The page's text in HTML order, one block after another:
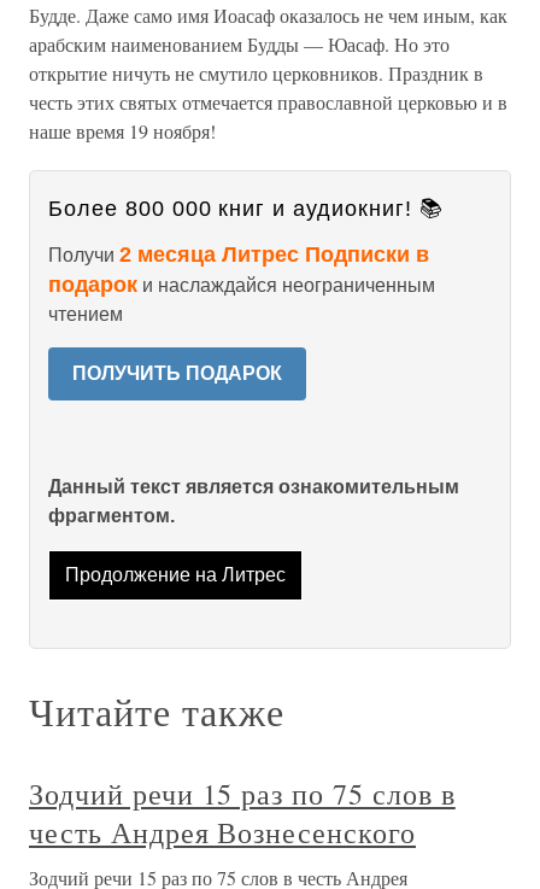
Будде. Даже само имя Иоасаф оказалось не чем иным, как
арабским наименованием Будды — Юасаф. Но это
открытие ничуть не смутило церковников. Праздник в
честь этих святых отмечается православной церковью и в
наше время 19 ноября!
Более 800 000 книг и аудиокниг! 📚
Получи 2 месяца Литрес Подписки в
подарок и наслаждайся неограниченным
чтением
ПОЛУЧИТЬ ПОДАРОК
Данный текст является ознакомительным
фрагментом.
Продолжение на Литрес
Читайте также
Зодчий речи 15 раз по 75 слов в
честь Андрея Вознесенского
Зодчий речи 15 раз по 75 слов в честь Андрея